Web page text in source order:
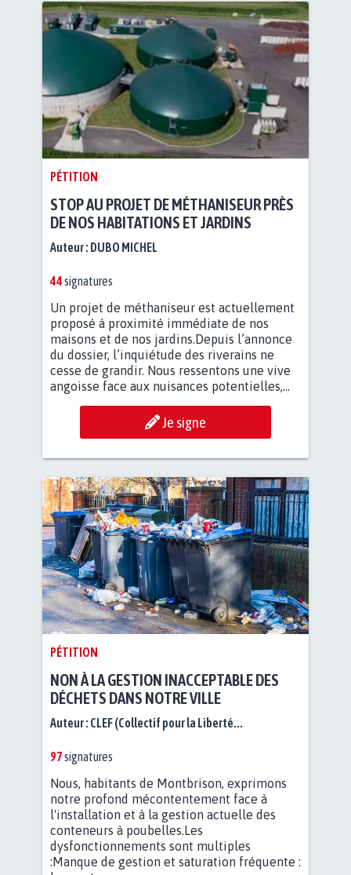
PÉTITION
STOP AU PROJET DE MÉTHANISEUR PRÈS
DE NOS HABITATIONS ET JARDINS
Auteur : DUBO MICHEL
44signatures
Un projet de méthaniseur est actuellement
proposé à proximité immédiate de nos
maisons et de nos jardins.Depuis l’annonce
du dossier, l’inquiétude des riverains ne
cesse de grandir. Nous ressentons une vive
angoisse face aux nuisances potentielles,...
Je signe
PÉTITION
NON À LA GESTION INACCEPTABLE DES
DÉCHETS DANS NOTRE VILLE
Auteur : CLEF (Collectif pour la Liberté...
97signatures
Nous, habitants de Montbrison, exprimons
notre profond mécontentement face à
l'installation et à la gestion actuelle des
conteneurs à poubelles.Les
dysfonctionnements sont multiples
:Manque de gestion et saturation fréquente :